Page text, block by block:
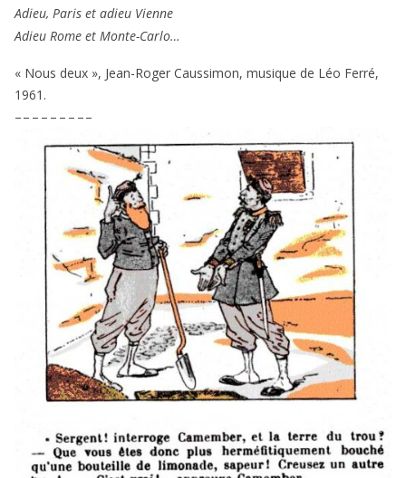
Adieu, Paris et adieu Vienne
Adieu Rome et Monte-Carlo…
« Nous deux », Jean-Roger Caussimon, musique de Léo Ferré,
1961 .
– – – – – – – – –